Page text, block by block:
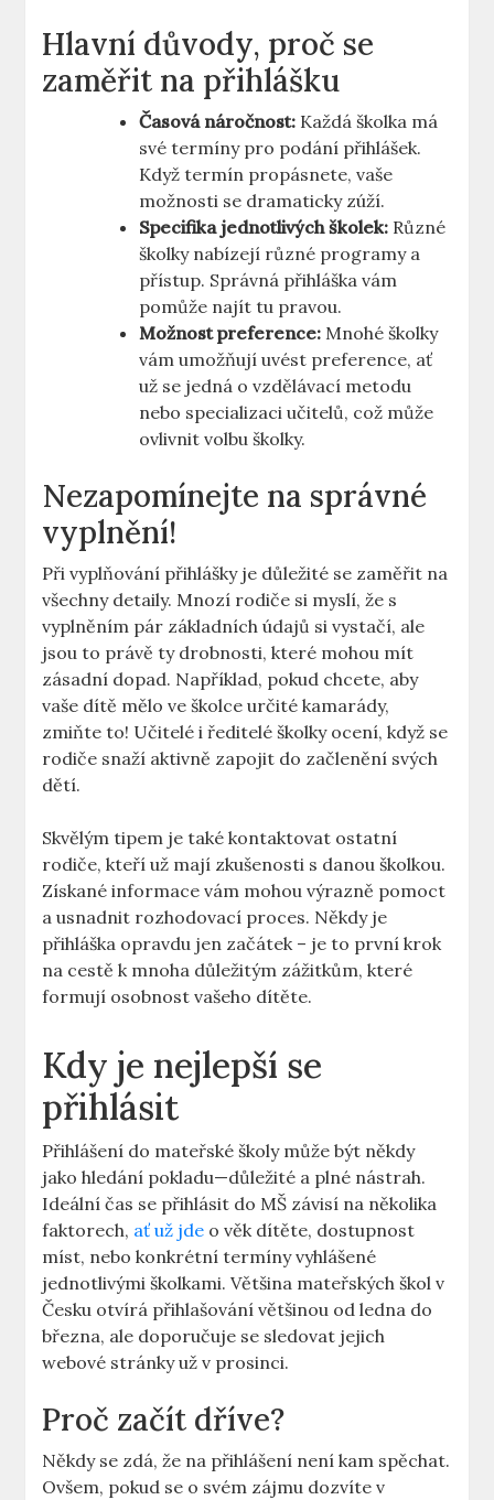
Hlavní‍ důvody, proč se​
zaměřit na​ přihlášku
Časová náročnost: Každá školka má
své termíny pro podání přihlášek.
Když termín propásnete, vaše
možnosti se dramaticky zúží.
Specifika jednotlivých školek: Různé
školky nabízejí​ různé programy a
přístup. Správná přihláška vám
pomůže najít⁢ tu pravou.
Možnost preference: Mnohé školky
vám umožňují uvést preference, ať
už se jedná o vzdělávací metodu
nebo specializaci učitelů,​ což‌ může
ovlivnit‍ volbu školky.
Nezapomínejte⁢ na správné
⁤vyplnění!
Při vyplňování⁢ přihlášky je důležité se zaměřit na
všechny detaily. Mnozí rodiče si ⁢myslí,⁤ že​ s
vyplněním pár základních údajů si⁢ vystačí, ale
jsou to ⁢právě ty drobnosti, které⁢ mohou⁤ mít
zásadní dopad. Například, ⁣pokud chcete, ​aby
⁢vaše ​dítě mělo ve školce určité kamarády,​
zmiňte​ to! Učitelé i ředitelé školky⁢ ocení, když se‍
rodiče snaží aktivně zapojit do začlenění svých
dětí.
Skvělým tipem je⁣ také kontaktovat ostatní
rodiče, kteří už ⁢mají zkušenosti s​ danou školkou.
Získané informace vám ⁤mohou‍ výrazně pomoct
a⁤ usnadnit rozhodovací proces. ⁢Někdy ‍je
přihláška opravdu‍ jen začátek – je to ⁤první krok
na cestě ⁣k mnoha ‌důležitým‌ zážitkům, které
formují osobnost vašeho dítěte.
Kdy je nejlepší se
přihlásit
Přihlášení do mateřské školy může být někdy
‌jako hledání pokladu—důležité a plné nástrah.
Ideální⁣ čas se přihlásit do MŠ závisí​ na několika
faktorech, ať už jde ​ o věk dítěte, dostupnost
míst, nebo konkrétní termíny⁣ vyhlášené⁢
jednotlivými školkami. Většina mateřských škol v
Česku otvírá přihlašování většinou od ledna ⁢do
března, ale‌ doporučuje ‌se sledovat jejich
webové stránky už v ⁢prosinci.
Proč ‍začít ⁢dříve?
Někdy se zdá, že na přihlášení není ⁢kam spěchat.
Ovšem,⁤ pokud se o⁢ svém zájmu‌ dozvíte v‌